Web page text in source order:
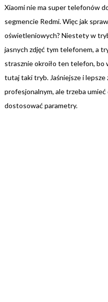
Xiaomi nie ma super telefonów
segmencie Redmi. Więc jak
oświetleniowych? Niestety w
jasnych zdjęć tym telefonem, a
strasznie okroiło ten telefon, bo
tutaj taki tryb. Jaśniejsze i
profesjonalnym, ale trzeba
dostosować parametry.